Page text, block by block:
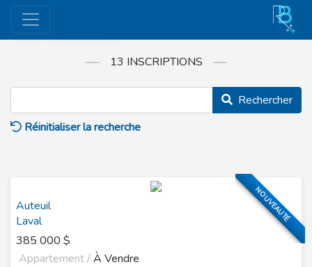
Mes Inscriptions
13 INSCRIPTIONS
Rechercher
Réinitialiser la recherche
NOUVEAUTÉ
Auteuil
Laval
385 000 $
Appartement /À Vendre